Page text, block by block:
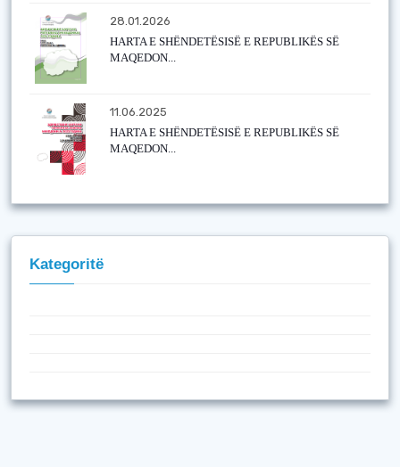
28.01.2026
HARTA E SHËNDETËSISË E REPUBLIKËS SË
MAQEDON...
11.06.2025
HARTA E SHËNDETËSISË E REPUBLIKËS SË
MAQEDON...
Kategoritë